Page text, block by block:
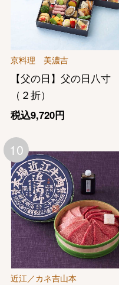
京料理 美濃吉
【父の日】父の日八寸
（２折）
税込9,720円
近江／カネ吉山本
10